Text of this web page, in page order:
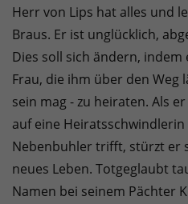
Herr von Lips hat alles und
Braus. Er ist unglücklich,
Dies soll sich ändern,
Frau, die ihm über den Weg
sein mag - zu heiraten. Als
auf eine
Nebenbuhler trifft, stürzt er
neues Leben. Totgeglaubt
Namen bei seinem Pächter